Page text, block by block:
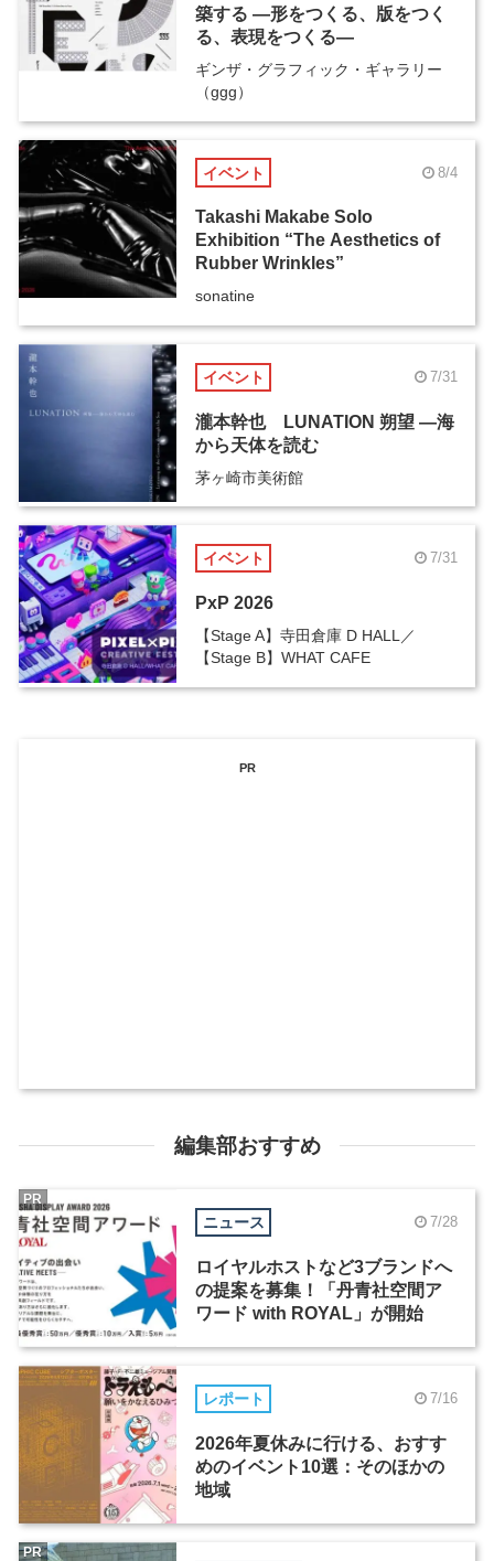
築する ―形をつくる、版をつく
る、表現をつくる―
ギンザ・グラフィック・ギャラリー
（ggg）
イベント 8/4
Takashi Makabe Solo
Exhibition “The Aesthetics of
Rubber Wrinkles”
sonatine
イベント 7/31
瀧本幹也 LUNATION 朔望 ―海
から天体を読む
茅ヶ崎市美術館
イベント 7/31
PxP 2026
【Stage A】寺田倉庫 D HALL／
【Stage B】WHAT CAFE
PR
編集部おすすめ
ニュース 7/28
ロイヤルホストなど3ブランドへ
の提案を募集！「丹青社空間ア
ワード with ROYAL」が開始
PR
レポート 7/16
2026年夏休みに行ける、おすす
めのイベント10選：そのほかの
地域
PR